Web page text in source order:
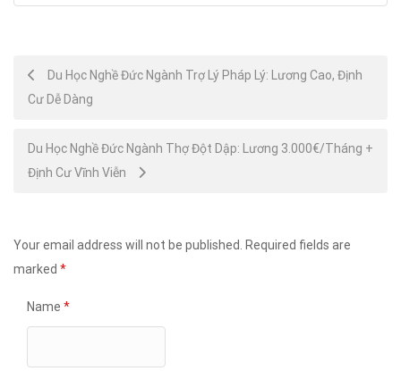
Post
navigation
Du Học Nghề Đức Ngành Trợ Lý Pháp Lý: Lương Cao, Định
Cư Dễ Dàng
Du Học Nghề Đức Ngành Thợ Đột Dập: Lương 3.000€/Tháng +
Định Cư Vĩnh Viễn
Your email address will not be published.
Required fields are
marked *
Name *